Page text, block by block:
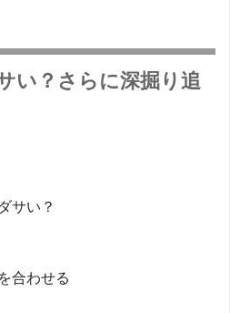
い？さらに深掘り追
サい？
合わせる